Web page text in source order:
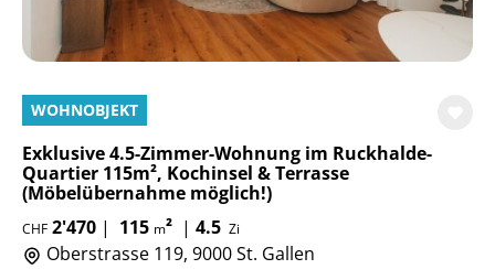
WOHNOBJEKT
Exklusive 4.5-Zimmer-Wohnung im Ruckhalde-
Quartier 115m², Kochinsel & Terrasse
(Möbelübernahme möglich!)
CHF 2'470 | 115 m² | 4.5 Zi
Oberstrasse 119, 9000 St. Gallen